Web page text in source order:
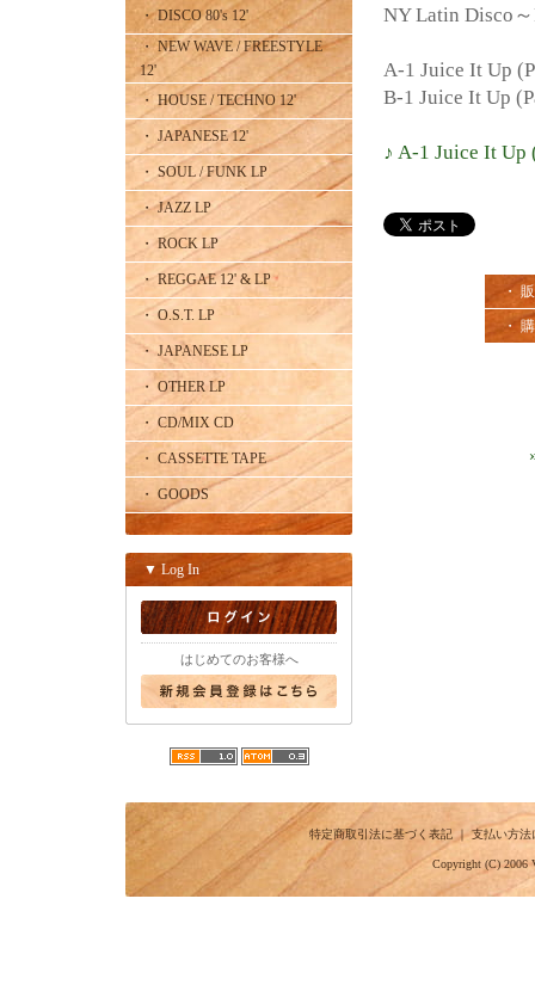
・ DISCO 80's 12'
・ NEW WAVE / FREESTYLE
12'
・ HOUSE / TECHNO 12'
・ JAPANESE 12'
・ SOUL / FUNK LP
・ JAZZ LP
・ ROCK LP
・ REGGAE 12' & LP
・ O.S.T. LP
・ JAPANESE LP
・ OTHER LP
・ CD/MIX CD
・ CASSETTE TAPE
・ GOODS
▼ Log In
はじめてのお客様へ
NY Latin Disco
A-1 Juice It Up
B-1 Juice It Up
♪ A-1 Juice It Up
・
・
特定商取引法に基づく表記｜支払い方法
Copyright (C) 2006